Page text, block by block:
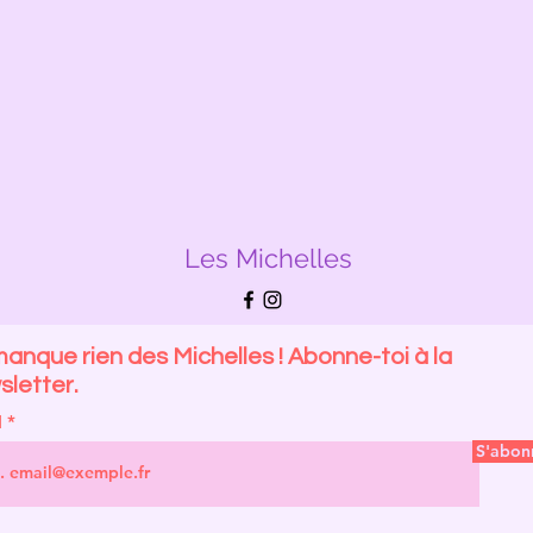
Les Michelles
rien des Michelles ! Abonne-toi à la